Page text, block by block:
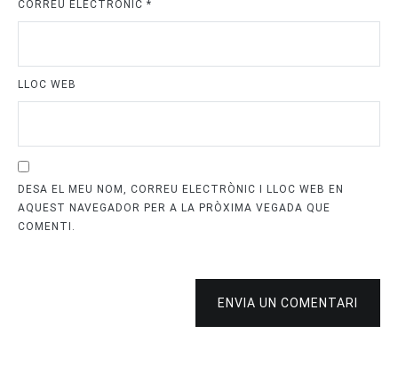
CORREU ELECTRÒNIC *
LLOC WEB
DESA EL MEU NOM, CORREU ELECTRÒNIC I LLOC WEB EN
AQUEST NAVEGADOR PER A LA PRÒXIMA VEGADA QUE
COMENTI.
ENVIA UN COMENTARI